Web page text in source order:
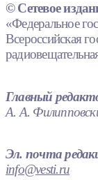
© Сетевое
«Федеральное
Всероссийская
Главный
А. А.
Эл. почта
info@vesti.ru